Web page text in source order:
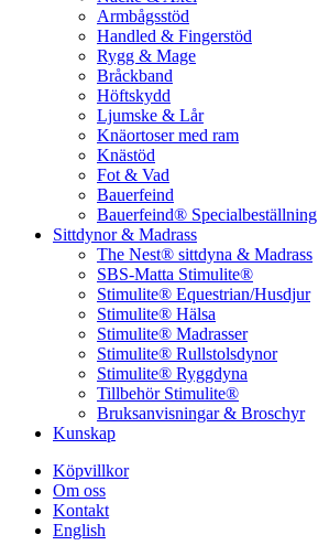
Armbågsstöd
Handled & Fingerstöd
Rygg & Mage
Bråckband
Höftskydd
Ljumske & Lår
Knäortoser med ram
Knästöd
Fot & Vad
Bauerfeind
Bauerfeind® Specialbeställning
Sittdynor & Madrass
The Nest® sittdyna & Madrass
SBS-Matta Stimulite®
Stimulite® Equestrian/Husdjur
Stimulite® Hälsa
Stimulite® Madrasser
Stimulite® Rullstolsdynor
Stimulite® Ryggdyna
Tillbehör Stimulite®
Bruksanvisningar & Broschyr
Kunskap
Köpvillkor
Om oss
Kontakt
English